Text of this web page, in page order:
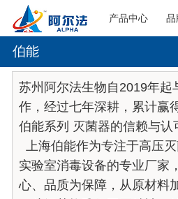
产品中心 品
伯能
苏州阿尔法生物自2019年起
作，经过七年深耕，累计赢
伯能系列 灭菌器的信赖与认
上海伯能作为专注于高压
实验室消毒设备的专业厂家
心、品质为保障，从原材料